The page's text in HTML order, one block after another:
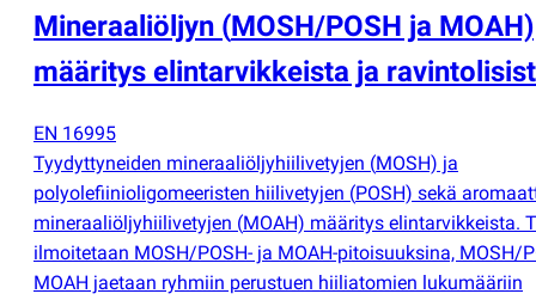
Mineraaliöljyn (MOSH/POSH ja MOAH)
määritys elintarvikkeista ja
EN 16995
Tyydyttyneiden mineraaliöljyhiilivetyjen (MOSH) ja
polyolefiinioligomeeristen hiilivetyjen (POSH) sekä
mineraaliöljyhiilivetyjen (MOAH) määritys elintarvikkeista.
ilmoitetaan MOSH/POSH- ja MOAH-pitoisuuksina, MOSH/
MOAH jaetaan ryhmiin perustuen hiiliatomien lukumääriin